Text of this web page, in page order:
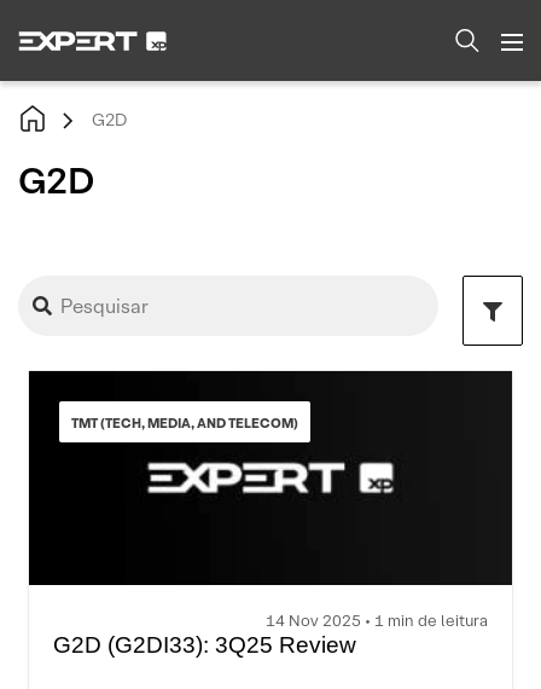
G2D
G2D
TMT (TECH, MEDIA, AND TELECOM)
14 Nov 2025 • 1 min de leitura
G2D (G2DI33): 3Q25 Review